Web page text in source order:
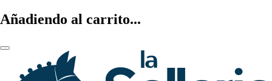
Añadiendo al carrito...